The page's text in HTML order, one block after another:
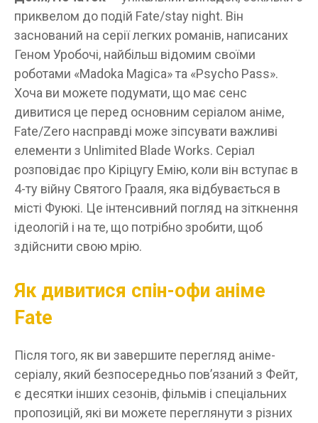
приквелом до подій Fate/stay night. Він
заснований на серії легких романів, написаних
Геном Уробочі, найбільш відомим своїми
роботами «Madoka Magica» та «Psycho Pass».
Хоча ви можете подумати, що має сенс
дивитися це перед основним серіалом аніме,
Fate/Zero насправді може зіпсувати важливі
елементи з Unlimited Blade Works. Серіал
розповідає про Кіріцугу Емію, коли він вступає в
4-ту війну Святого Грааля, яка відбувається в
місті Фуюкі. Це інтенсивний погляд на зіткнення
ідеологій і на те, що потрібно зробити, щоб
здійснити свою мрію.
Як дивитися спін-офи аніме
Fate
Після того, як ви завершите перегляд аніме-
серіалу, який безпосередньо пов’язаний з Фейт,
є десятки інших сезонів, фільмів і спеціальних
пропозицій, які ви можете переглянути з різних